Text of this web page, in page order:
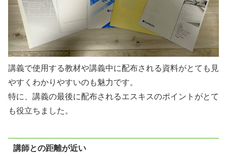
講義で使用する教材や講義中に配布される資料がとても見
やすくわかりやすいのも魅力です。
特に、講義の最後に配布されるエスキスのポイントがとて
も役立ちました。
講師との距離が近い